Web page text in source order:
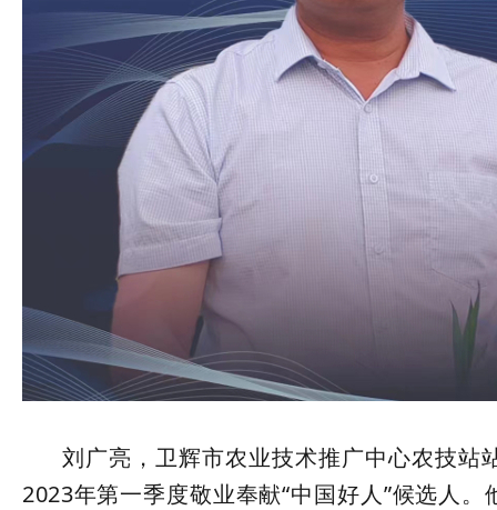
刘广亮，卫辉市农业技术推广中心农技站
2023年第一季度敬业奉献“中国好人”候选人